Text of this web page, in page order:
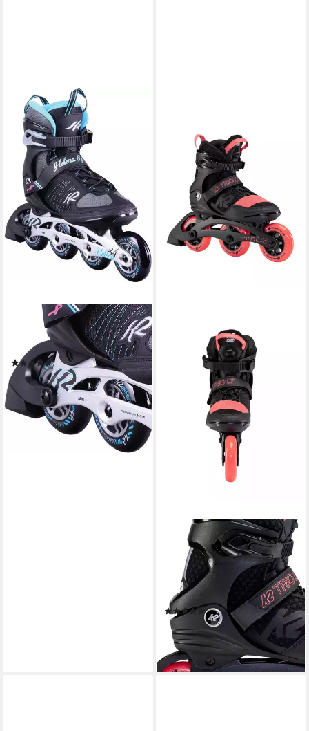
Inlineskates K2 HELENA 84
Inline Skate
(3)
149,90 € UVP219,90 €
-32%
lieferbar - in 2-3 Werktagen bei dir
Inlineskates Trio LT 100
(Rollen: 100mm/83A,
Kugellager: ILQ 7)
schwarz/coral
(3)
ab 189,90 € UVP249,90 €
-24%
lieferbar - in 2-3 Werktagen bei dir